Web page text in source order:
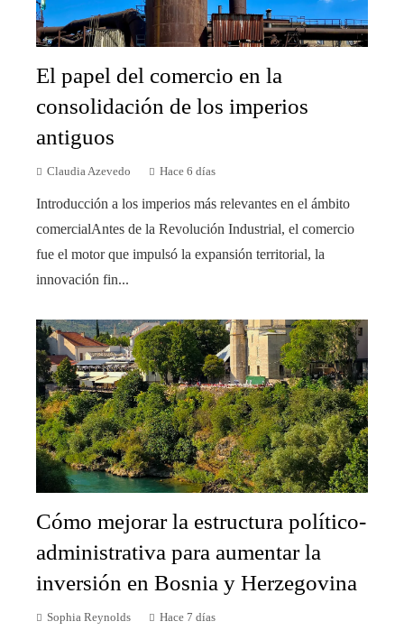
El papel del comercio en la
consolidación de los imperios
antiguos
Claudia Azevedo Hace 6 días
Introducción a los imperios más relevantes en el ámbito
comercialAntes de la Revolución Industrial, el comercio
fue el motor que impulsó la expansión territorial, la
innovación fin...
Cómo mejorar la estructura político-
administrativa para aumentar la
inversión en Bosnia y Herzegovina
Sophia Reynolds Hace 7 días